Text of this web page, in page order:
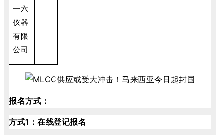
一六
仪器
有限
公司
报名方式：
方式1：在线登记报名